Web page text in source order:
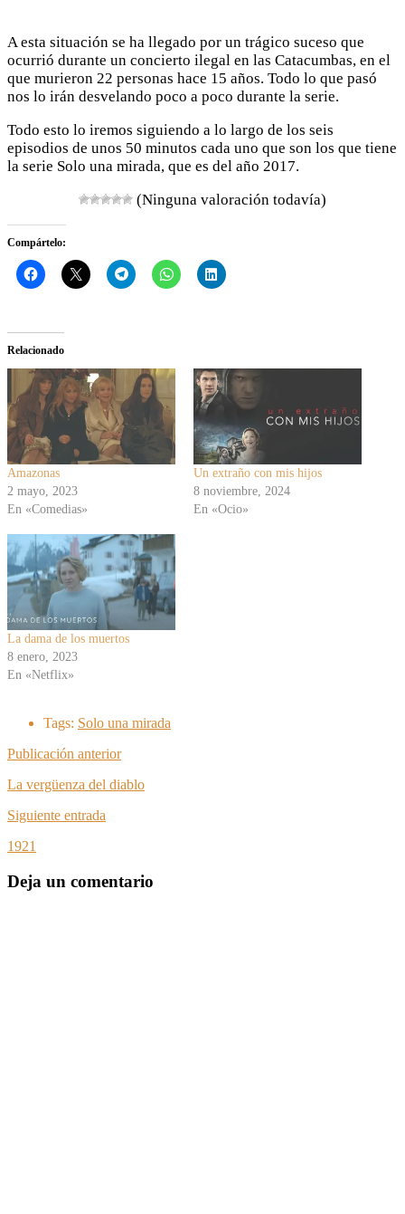
A esta situación se ha llegado por un trágico suceso que
ocurrió durante un concierto ilegal en las Catacumbas, en el
que murieron 22 personas hace 15 años. Todo lo que pasó
nos lo irán desvelando poco a poco durante la serie.
Todo esto lo iremos siguiendo a lo largo de los seis
episodios de unos 50 minutos cada uno que son los que tiene
la serie Solo una mirada, que es del año 2017.
(Ninguna valoración todavía)
Compártelo:
Relacionado
Amazonas
2 mayo, 2023
En «Comedias»
Un extraño con mis hijos
8 noviembre, 2024
En «Ocio»
La dama de los muertos
8 enero, 2023
En «Netflix»
Tags: Solo una mirada
Publicación anterior
La vergüenza del diablo
Siguiente entrada
1921
Deja un comentario